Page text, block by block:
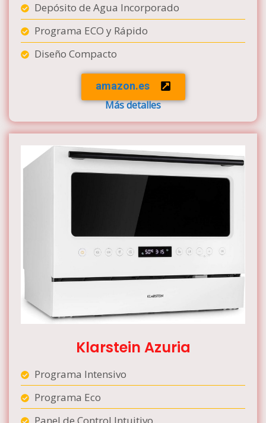
Depósito de Agua Incorporado
Programa ECO y Rápido
Diseño Compacto
amazon.es
Más detalles
Klarstein Azuria
Programa Intensivo
Programa Eco
Panel de Control Intuitivo